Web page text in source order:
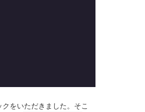
をいただきました。そこ